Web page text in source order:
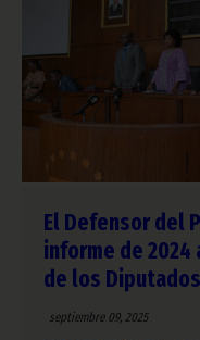
El Defensor del
informe de 2024
de los Diputados
septiembre 09, 2025